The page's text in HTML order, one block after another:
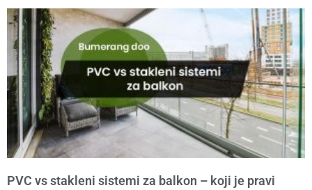
PVC vs stakleni sistemi za balkon – koji je pravi